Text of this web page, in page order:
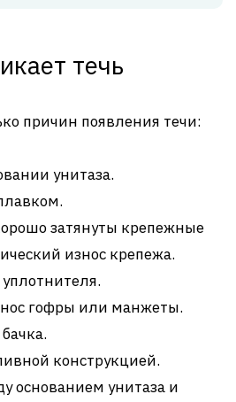
течь
причин появления течи:
унитаза.
затянуты крепежные
износ крепежа.
гофры или манжеты.
конструкцией.
основанием унитаза и